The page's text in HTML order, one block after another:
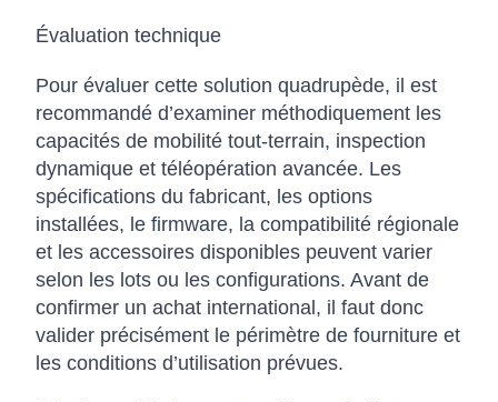
Évaluation technique
Pour évaluer cette solution quadrupède, il est
recommandé d’examiner méthodiquement les
capacités de mobilité tout-terrain, inspection
dynamique et téléopération avancée. Les
spécifications du fabricant, les options
installées, le firmware, la compatibilité régionale
et les accessoires disponibles peuvent varier
selon les lots ou les configurations. Avant de
confirmer un achat international, il faut donc
valider précisément le périmètre de fourniture et
les conditions d’utilisation prévues.